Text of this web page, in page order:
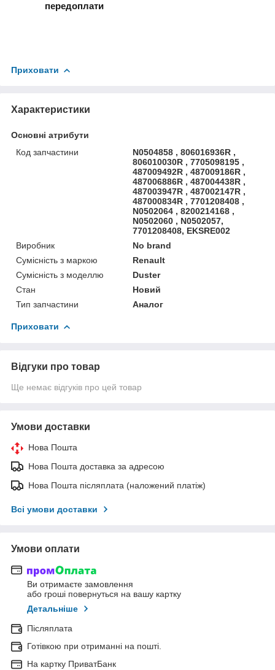
передоплати
Приховати
Характеристики
Основні атрибути
Код запчастини
N0504858 , 806016936R ,
806010030R , 7705098195 ,
487009492R , 487009186R ,
487006886R , 487004438R ,
487003947R , 487002147R ,
487000834R , 7701208408 ,
N0502064 , 8200214168 ,
N0502060 , N0502057,
7701208408, EKSRE002
Виробник
No brand
Сумісність з маркою
Renault
Сумісність з моделлю
Duster
Стан
Новий
Тип запчастини
Аналог
Приховати
Відгуки про товар
Ще немає відгуків про цей товар
Умови доставки
Нова Пошта
Нова Пошта доставка за адресою
Нова Пошта післяплата (наложений платіж)
Всі умови доставки
Умови оплати
Ви отримаєте замовлення
або гроші повернуться на вашу картку
Детальніше
Післяплата
Готівкою при отриманні на пошті.
На картку ПриватБанк